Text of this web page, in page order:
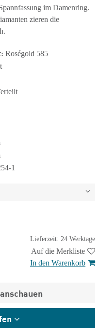
im Damenring.
zieren die
Roségold 585
1
Lieferzeit: 24 Werktage
Auf die Merkliste
In den Warenkorb